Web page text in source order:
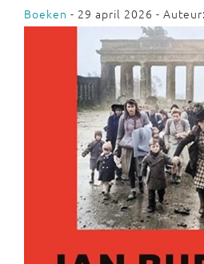
Boeken - 29 april 2026 -